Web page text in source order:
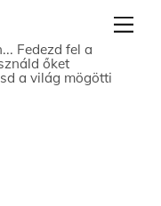
Fedezd fel a
őket
a világ mögötti